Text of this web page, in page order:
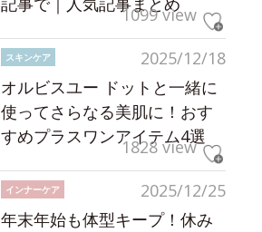
1099 view
2025/12/18
スキンケア
オルビスユー ドットと一緒に
使ってさらなる美肌に！おす
すめプラスワンアイテム4選
1828 view
2025/12/25
インナーケア
年末年始も体型キープ！休み